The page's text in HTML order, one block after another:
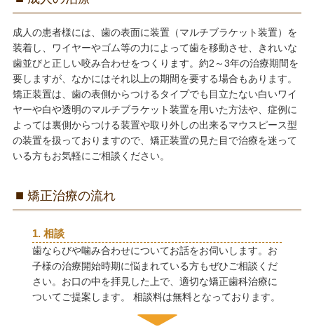
成人の患者様には、歯の表面に装置（マルチブラケット装置）を
装着し、ワイヤーやゴム等の力によって歯を移動させ、きれいな
歯並びと正しい咬み合わせをつくります。約2～3年の治療期間を
要しますが、なかにはそれ以上の期間を要する場合もあります。
矯正装置は、歯の表側からつけるタイプでも目立たない白いワイ
ヤーや白や透明のマルチブラケット装置を用いた方法や、症例に
よっては裏側からつける装置や取り外しの出来るマウスピース型
の装置を扱っておりますので、矯正装置の見た目で治療を迷って
いる方もお気軽にご相談ください。
矯正治療の流れ
1. 相談
歯ならびや噛み合わせについてお話をお伺いします。お
子様の治療開始時期に悩まれている方もぜひご相談くだ
さい。お口の中を拝見した上で、適切な矯正歯科治療に
ついてご提案します。 相談料は無料となっております。